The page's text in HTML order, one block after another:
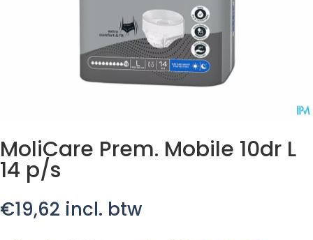
MoliCare Prem. Mobile 10dr L
14 p/s
€19,62 incl. btw